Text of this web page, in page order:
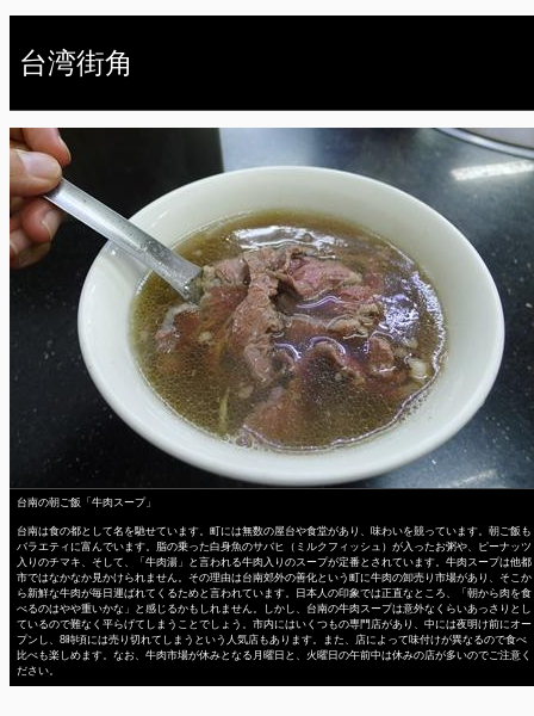
台湾街角
台南の朝ご飯「牛肉スープ」
台南は食の都として名を馳せています。町には無数の屋台や食堂があり、味わいを競っています。朝ご飯も
バラエティに富んでいます。脂の乗った白身魚のサバヒ（ミルクフィッシュ）が入ったお粥や、ピーナッツ
入りのチマキ、そして、「牛肉湯」と言われる牛肉入りのスープが定番とされています。牛肉スープは他都
市ではなかなか見かけられません。その理由は台南郊外の善化という町に牛肉の卸売り市場があり、そこか
ら新鮮な牛肉が毎日運ばれてくるためと言われています。日本人の印象では正直なところ、「朝から肉を食
べるのはやや重いかな」と感じるかもしれません。しかし、台南の牛肉スープは意外なくらいあっさりとし
ているので難なく平らげてしまうことでしょう。市内にはいくつもの専門店があり、中には夜明け前にオー
プンし、8時頃には売り切れてしまうという人気店もあります。また、店によって味付けが異なるので食べ
比べも楽しめます。なお、牛肉市場が休みとなる月曜日と、火曜日の午前中は休みの店が多いのでご注意く
ださい。